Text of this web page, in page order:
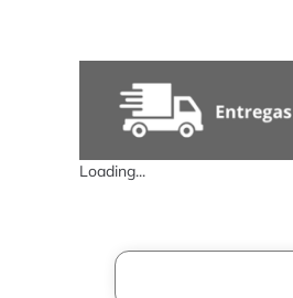
Loading...